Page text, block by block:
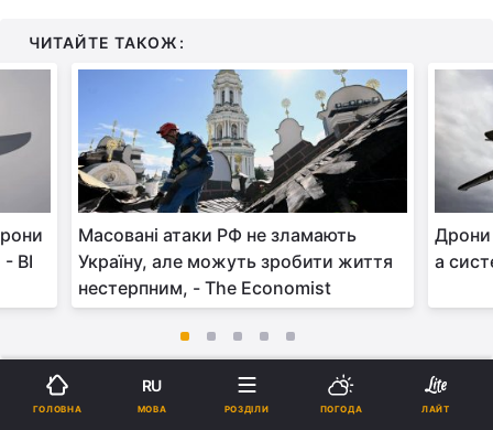
ЧИТАЙТЕ ТАКОЖ:
BI
Масовані атаки РФ не зламають
Україну, але можуть зробити життя
нестерпним, - The Economist
Дрони
а
Масована атака на Україну - останні новини
ГОЛОВНА
RU
МОВА РОЗДІЛИ ПОГОДА ЛАЙТ